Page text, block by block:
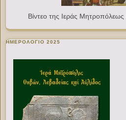
Βίντεο της Ιεράς
ΗΜΕΡΟΛΟΓΙΟ 2025